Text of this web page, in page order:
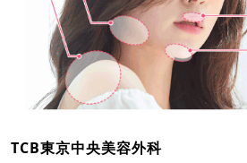
TCB東京中央美容外科